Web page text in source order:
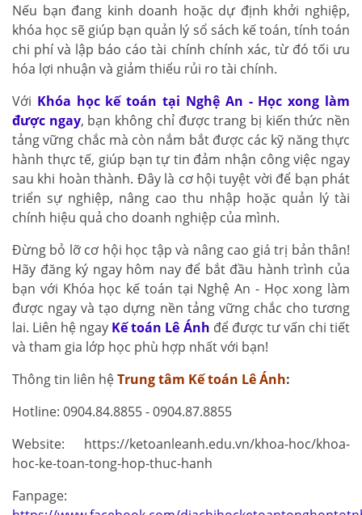
Nếu bạn đang kinh doanh hoặc dự định khởi nghiệp,
khóa học sẽ giúp bạn quản lý sổ sách kế toán, tính toán
chi phí và lập báo cáo tài chính chính xác, từ đó tối ưu
hóa lợi nhuận và giảm thiểu rủi ro tài chính.
Với Khóa học kế toán tại Nghệ An - Học xong làm
được ngay, bạn không chỉ được trang bị kiến thức nền
tảng vững chắc mà còn nắm bắt được các kỹ năng thực
hành thực tế, giúp bạn tự tin đảm nhận công việc ngay
sau khi hoàn thành. Đây là cơ hội tuyệt vời để bạn phát
triển sự nghiệp, nâng cao thu nhập hoặc quản lý tài
chính hiệu quả cho doanh nghiệp của mình.
Đừng bỏ lỡ cơ hội học tập và nâng cao giá trị bản thân!
Hãy đăng ký ngay hôm nay để bắt đầu hành trình của
bạn với Khóa học kế toán tại Nghệ An - Học xong làm
được ngay và tạo dựng nền tảng vững chắc cho tương
lai. Liên hệ ngay Kế toán Lê Ánh để được tư vấn chi tiết
và tham gia lớp học phù hợp nhất với bạn!
Thông tin liên hệTrung tâm Kế toán Lê Ánh:
Hotline: 0904.84.8855 - 0904.87.8855
Website: https://ketoanleanh.edu.vn/khoa-hoc/khoa-
hoc-ke-toan-tong-hop-thuc-hanh
Fanpage: